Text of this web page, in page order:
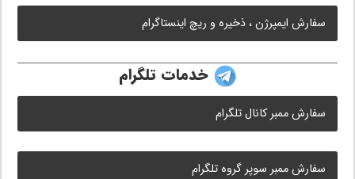
سفارش ایمپرژن ، ذخیره و ریچ اینستاگرام
خدمات تلگرام
سفارش ممبر کانال تلگرام
سفارش ممبر سوپر گروه تلگرام